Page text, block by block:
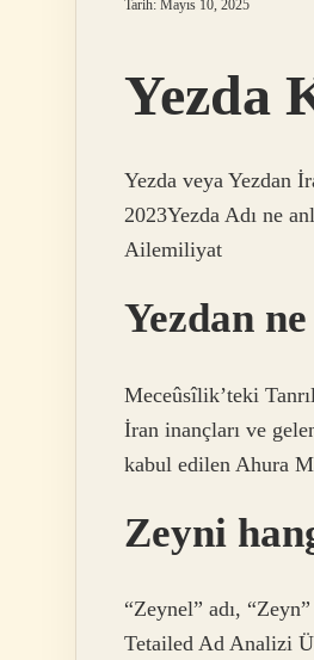
Tarih: Mayıs 10, 2025
Yezda
Yezda veya Yezdan
2023Yezda Adı ne
Ailemiliyat
Yezdan
Meceûsîlik’teki
İran inançları ve
kabul edilen Ahura
Zeyni
“Zeynel” adı,
Tetailed Ad Analizi